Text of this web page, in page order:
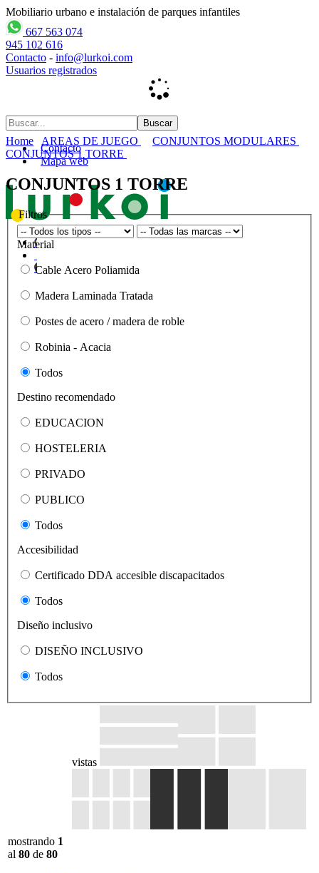
Mobiliario urbano e instalación de parques infantiles
667 563 074
945 102 616
Contacto - info@lurkoi.com
Usuarios registrados
Contacto
Mapa web
Home AREAS DE JUEGO
CONJUNTOS MODULARES
CONJUNTOS 1 TORRE
CONJUNTOS 1 TORRE
Filtros
Material
Cable Acero Poliamida
Madera Laminada Tratada
Postes de acero / madera de roble
Robinia - Acacia
Todos
Destino recomendado
EDUCACION
HOSTELERIA
PRIVADO
PUBLICO
Todos
Accesibilidad
Certificado DDA accesible discapacitados
Todos
Diseño inclusivo
DISEÑO INCLUSIVO
Todos
vistas
mostrando 1
al 80 de 80